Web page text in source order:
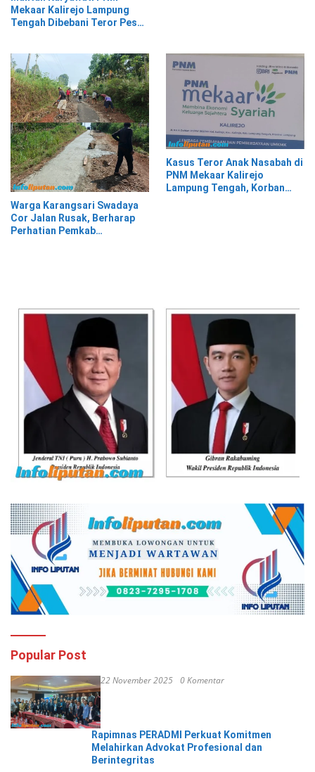
Mekaar Kalirejo Lampung
Tengah Dibebani Teror Pesan
Warga Karangsari Swadaya
Cor Jalan Rusak, Berharap
Perhatian Pemkab
Kasus Teror Anak Nasabah di
PNM Mekaar Kalirejo
Lampung Tengah, Korban
Popular Post
22 November 2025 0 Komentar
Rapimnas PERADMI Perkuat Komitmen
Melahirkan Advokat Profesional dan
Berintegritas